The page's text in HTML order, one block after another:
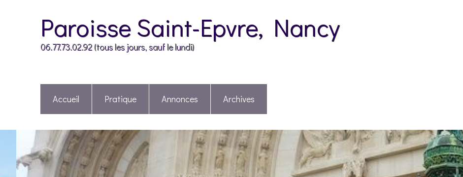
Paroisse Saint-Epvre, Nancy
06.77.73.02.92 (tous les jours, sauf le lundi)
Accueil Pratique Annonces Archives